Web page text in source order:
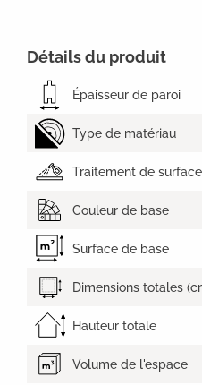
Détails du produit
Épaisseur de paroi
Type de matériau
Traitement de surface
Couleur de base
Surface de base
Dimensions totales
Hauteur totale
Volume de l'espace